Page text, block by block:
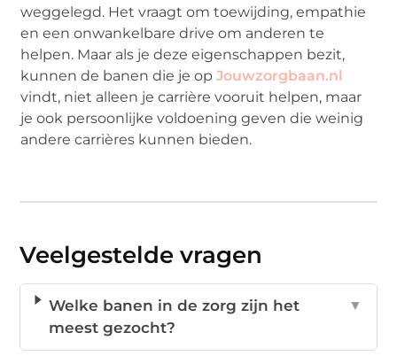
weggelegd. Het vraagt om toewijding, empathie
en een onwankelbare drive om anderen te
helpen. Maar als je deze eigenschappen bezit,
kunnen de banen die je opJouwzorgbaan.nl
vindt, niet alleen je carrière vooruit helpen, maar
je ook persoonlijke voldoening geven die weinig
andere carrières kunnen bieden.
Veelgestelde vragen
Welke banen in de zorg zijn het
meest gezocht?
▼